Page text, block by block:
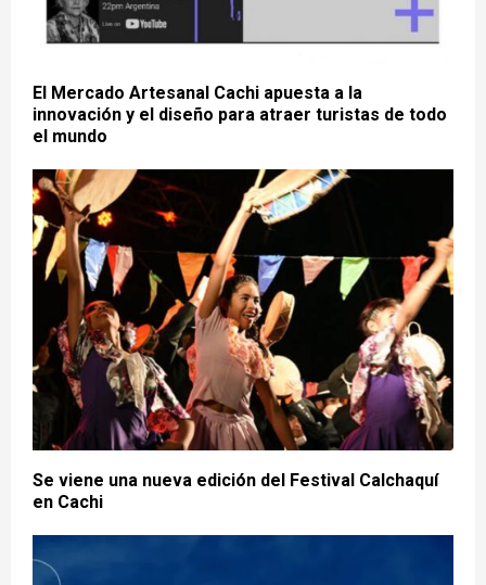
El Mercado Artesanal Cachi apuesta a la
innovación y el diseño para atraer turistas de todo
el mundo
Se viene una nueva edición del Festival Calchaquí
en Cachi